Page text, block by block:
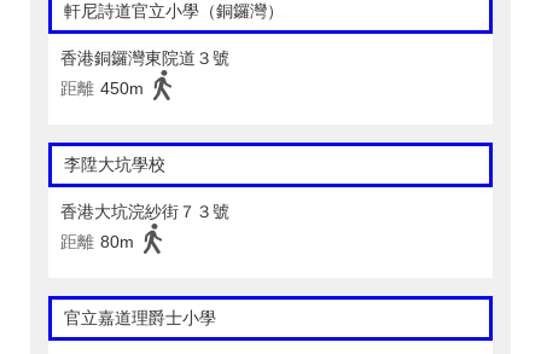
軒尼詩道官立小學（銅鑼灣）
香港銅鑼灣東院道３號
距離 450m
李陞大坑學校
香港大坑浣紗街７３號
距離 80m
官立嘉道理爵士小學